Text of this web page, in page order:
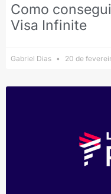
Como
Visa Infinite
Gabriel Dias 20 de